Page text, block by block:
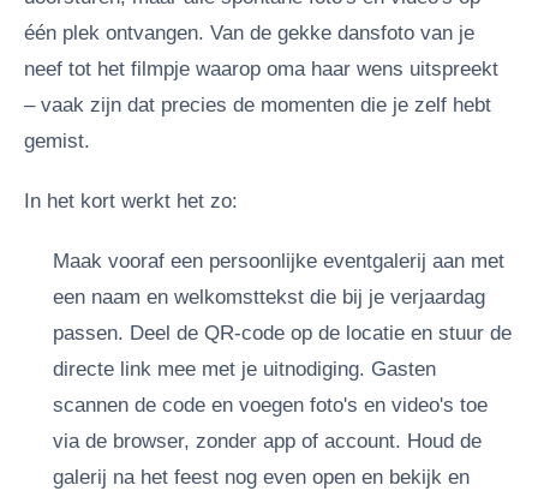
één plek ontvangen. Van de gekke dansfoto van je
neef tot het filmpje waarop oma haar wens uitspreekt
– vaak zijn dat precies de momenten die je zelf hebt
gemist.
In het kort werkt het zo:
Maak vooraf een persoonlijke eventgalerij aan met
een naam en welkomsttekst die bij je verjaardag
passen. Deel de QR-code op de locatie en stuur de
directe link mee met je uitnodiging. Gasten
scannen de code en voegen foto's en video's toe
via de browser, zonder app of account. Houd de
galerij na het feest nog even open en bekijk en